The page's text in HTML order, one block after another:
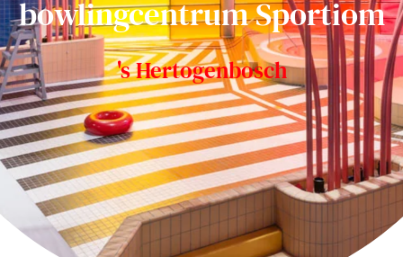
bowlingcentrum Sportiom
's Hertogenbosch